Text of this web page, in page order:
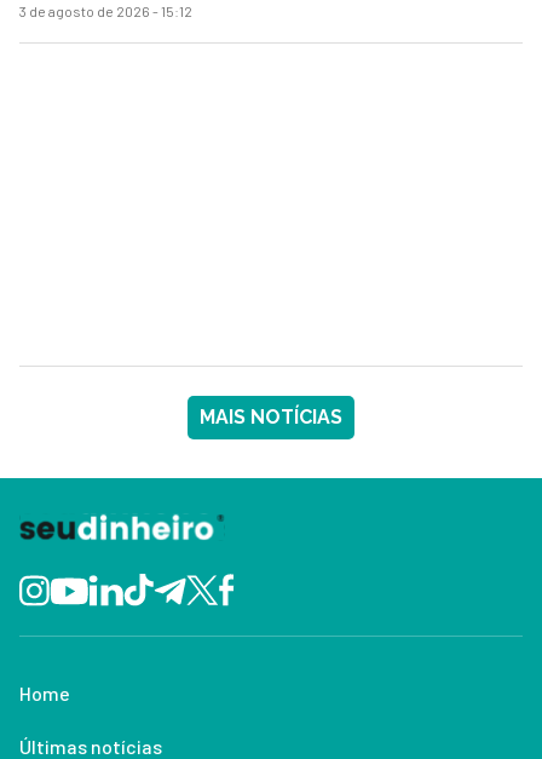
3 de agosto de 2026 - 15:12
MAIS NOTÍCIAS
Home
Últimas notícias